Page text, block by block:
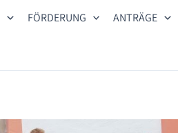
FÖRDERUNG ANTRÄGE